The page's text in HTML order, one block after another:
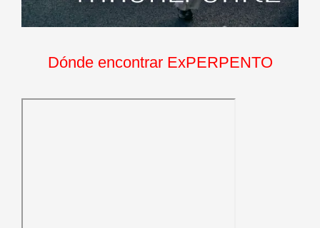
Dónde encontrar ExPERPENTO